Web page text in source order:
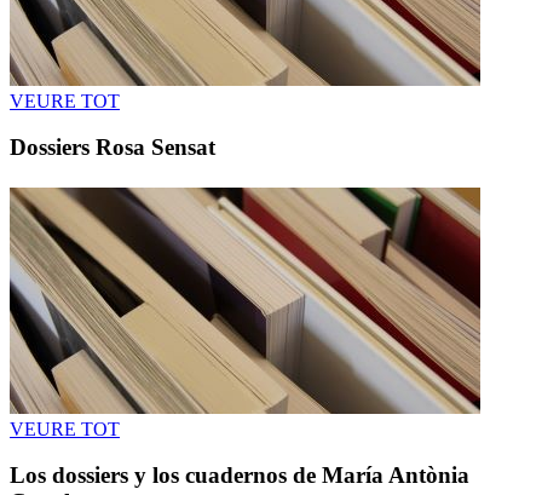
VEURE TOT
Dossiers Rosa Sensat
VEURE TOT
Los dossiers y los cuadernos de María Antònia